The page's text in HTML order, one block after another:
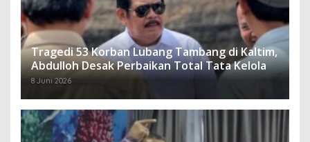
Tragedi 53 Korban Lubang Tambang di Kaltim,
Abdulloh Desak Perbaikan Total Tata Kelola
8 Juni 2026